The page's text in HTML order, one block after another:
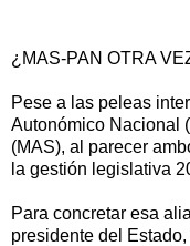
¿MAS-PAN OTRA
Pese a las peleas
Autonómico Nacional
(MAS), al parecer
la gestión legislativa
Para concretar esa
presidente del